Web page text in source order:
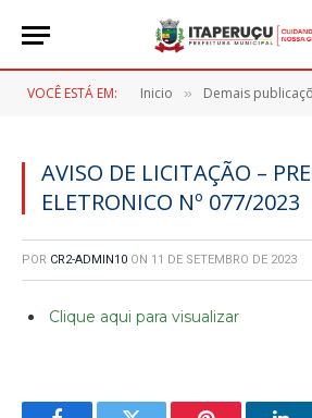
VOCÊ ESTÁ EM: Inicio » Demais
AVISO DE LICITAÇÃO –
ELETRONICO Nº 077/2023
POR CR2-ADMIN10 ON 11 DE SETEMBRO DE 2023
Clique aqui para visualizar